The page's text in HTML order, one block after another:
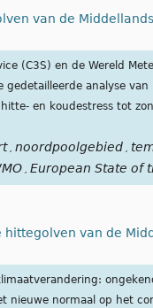
van de
(C3S) en de Wereld
analyse
en koudestress tot
noordpoolgebied
European State of
van de
nieuwe normaal op het